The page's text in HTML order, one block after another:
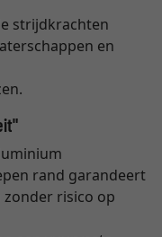
strijdkrachten
en
rand garandeert
risico op